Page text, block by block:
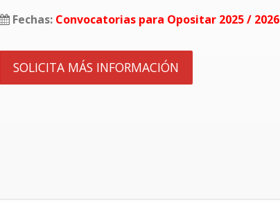
Fechas: Convocatorias para Opositar 2025 / 2026
SOLICITA MÁS INFORMACIÓN